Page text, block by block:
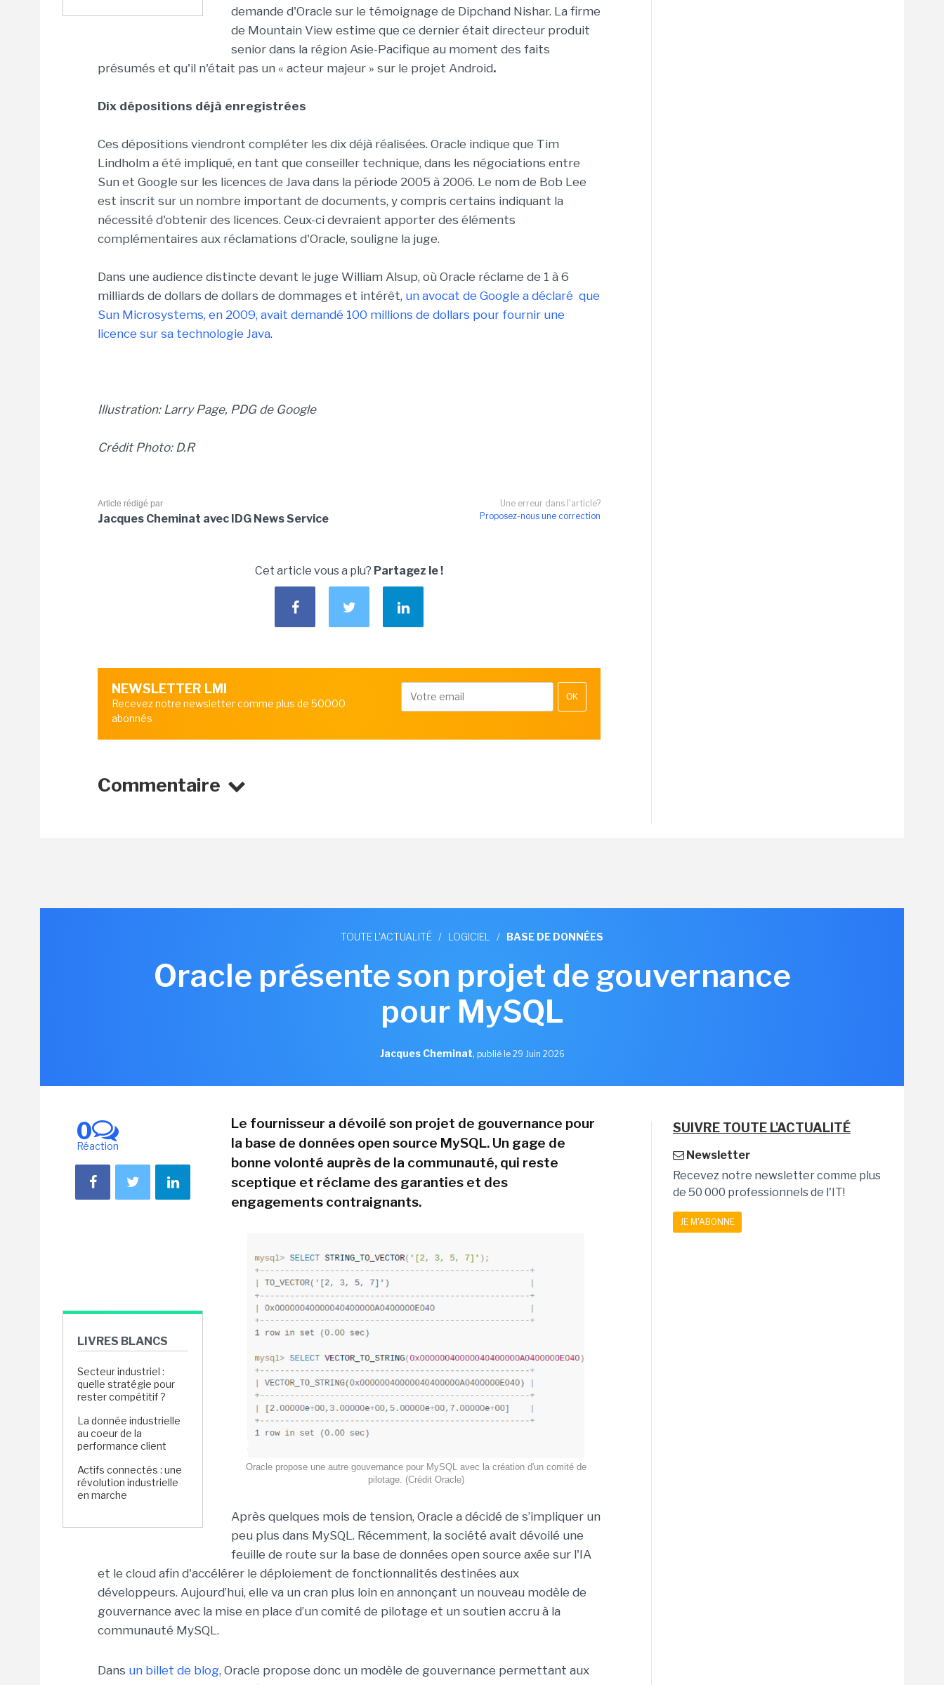
demande d'Oracle sur le témoignage de Dipchand Nishar. La firme
de Mountain View estime que ce dernier était directeur produit
senior dans la région Asie-Pacifique au moment des faits
présumés et qu'il n'était pas un « acteur majeur » sur le projet Android.
Dix dépositions déjà enregistrées
Ces dépositions viendront compléter les dix déjà réalisées. Oracle indique que Tim
Lindholm a été impliqué, en tant que conseiller technique, dans les négociations entre
Sun et Google sur les licences de Java dans la période 2005 à 2006. Le nom de Bob Lee
est inscrit sur un nombre important de documents, y compris certains indiquant la
nécessité d'obtenir des licences. Ceux-ci devraient apporter des éléments
complémentaires aux réclamations d'Oracle, souligne la juge.
Dans une audience distincte devant le juge William Alsup, où Oracle réclame de 1 à 6
milliards de dollars de dollars de dommages et intérêt, un avocat de Google a déclaré que
Sun Microsystems, en 2009, avait demandé 100 millions de dollars pour fournir une
licence sur sa technologie Java.
Illustration: Larry Page, PDG de Google
Crédit Photo: D.R
Une erreur dans l'article?
Proposez-nous une correction
Article rédigé par
Jacques Cheminat avec IDG News Service
Cet article vous a plu? Partagez le !
NEWSLETTER LMI
Recevez notre newsletter comme plus de 50000
abonnés
OK
Commentaire
TOUTE L'ACTUALITÉ / LOGICIEL / BASE DE DONNÉES
Oracle présente son projet de gouvernance
pour MySQL
Jacques Cheminat, publié le 29 Juin 2026
0
Réaction
LIVRES BLANCS
Secteur industriel :
quelle stratégie pour
rester compétitif ?
La donnée industrielle
au coeur de la
performance client
Actifs connectés : une
révolution industrielle
en marche
Le fournisseur a dévoilé son projet de gouvernance pour
la base de données open source MySQL. Un gage de
bonne volonté auprès de la communauté, qui reste
sceptique et réclame des garanties et des
engagements contraignants.
Oracle propose une autre gouvernance pour MySQL avec la création d'un comité de
pilotage. (Crédit Oracle)
Après quelques mois de tension, Oracle a décidé de s’impliquer un
peu plus dans MySQL. Récemment, la société avait dévoilé une
feuille de route sur la base de données open source axée sur l'IA
et le cloud afin d'accélérer le déploiement de fonctionnalités destinées aux
développeurs. Aujourd’hui, elle va un cran plus loin en annonçant un nouveau modèle de
gouvernance avec la mise en place d’un comité de pilotage et un soutien accru à la
communauté MySQL.
Dans un billet de blog, Oracle propose donc un modèle de gouvernance permettant aux
SUIVRE TOUTE L'ACTUALITÉ
Newsletter
Recevez notre newsletter comme plus
de 50 000 professionnels de l'IT!
JE M'ABONNE